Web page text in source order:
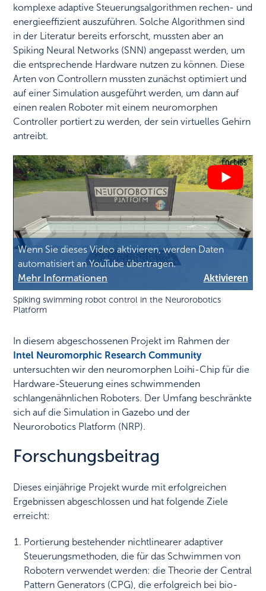
komplexe adaptive Steuerungsalgorithmen rechen- und
energieeffizient auszuführen. Solche Algorithmen sind
in der Literatur bereits erforscht, mussten aber an
Spiking Neural Networks (SNN) angepasst werden, um
die entsprechende Hardware nutzen zu können. Diese
Arten von Controllern mussten zunächst optimiert und
auf einer Simulation ausgeführt werden, um dann auf
einen realen Roboter mit einem neuromorphen
Controller portiert zu werden, der sein virtuelles Gehirn
antreibt.
Wenn Sie dieses Video aktivieren, werden Daten
automatisiert an YouTube übertragen.
Mehr Informationen
Aktivieren
Spiking swimming robot control in the Neurorobotics
Platform
In diesem abgeschossenen Projekt im Rahmen der
Intel Neuromorphic Research Community
untersuchten wir den neuromorphen Loihi-Chip für die
Hardware-Steuerung eines schwimmenden
schlangenähnlichen Roboters. Der Umfang beschränkte
sich auf die Simulation in Gazebo und der
Neurorobotics Platform (NRP).
Forschungsbeitrag
Dieses einjährige Projekt wurde mit erfolgreichen
Ergebnissen abgeschlossen und hat folgende Ziele
erreicht:
Portierung bestehender nichtlinearer adaptiver
Steuerungsmethoden, die für das Schwimmen von
Robotern verwendet werden: die Theorie der Central
Pattern Generators (CPG), die erfolgreich bei bio-